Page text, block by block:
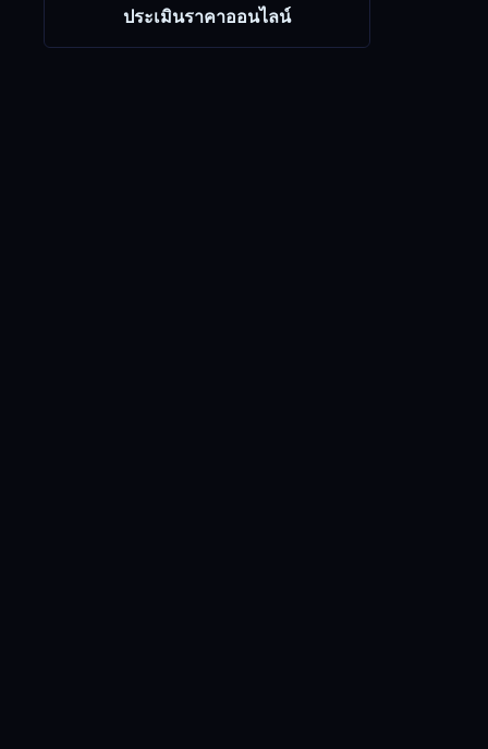
ประเมินราคาออนไลน์